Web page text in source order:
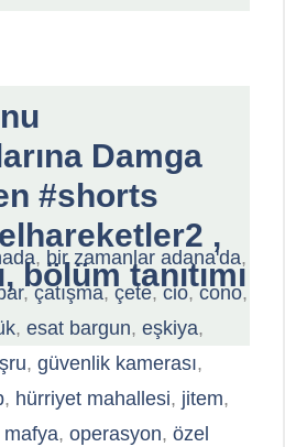
Damga
#shorts
,
bölüm tanıtımı
, bir zamanlar adana'da,
,çatışma,çete,cio,cono,
, esat bargun, eşkiya,
, güvenlik kamerası,
, hürriyet mahallesi, jitem,
mafya, operasyon, özel